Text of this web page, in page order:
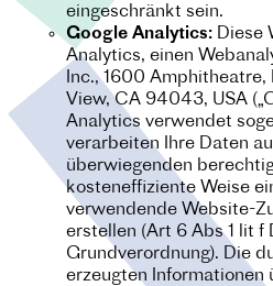
eingeschränkt sein.
Google Analytics: Diese
Analytics, einen
Inc., 1600
View, CA 94043, USA
Analytics verwendet
verarbeiten Ihre Daten
überwiegenden
kosteneffiziente Weise
verwendende Website-
erstellen (Art 6 Abs 1 lit f
Grundverordnung). Die
erzeugten Informationen